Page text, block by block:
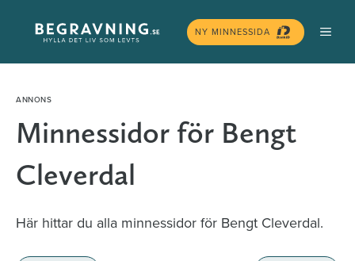
innehåll
NY MINNESSIDA
Minnessidor för Bengt
Cleverdal
Här hittar du alla minnessidor för Bengt Cleverdal.